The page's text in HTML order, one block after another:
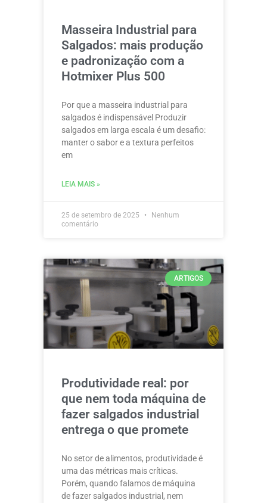
Masseira Industrial para
Salgados: mais produção
e padronização com a
Hotmixer Plus 500
Por que a masseira industrial para
salgados é indispensável Produzir
salgados em larga escala é um desafio:
manter o sabor e a textura perfeitos
em
LEIA MAIS »
25 de setembro de 2025
Nenhum
comentário
ARTIGOS
Produtividade real: por
que nem toda máquina de
fazer salgados industrial
entrega o que promete
No setor de alimentos, produtividade é
uma das métricas mais críticas.
Porém, quando falamos de máquina
de fazer salgados industrial, nem